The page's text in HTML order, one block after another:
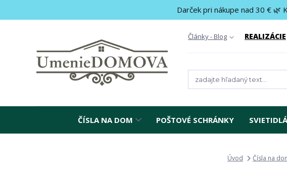
Darček pri nákupe nad 30 € 🌿
Články - Blog REALIZÁCIE
ČÍSLA NA DOM POŠTOVÉ SCHRÁNKY SVIETIDLÁ
Úvod Čísla na